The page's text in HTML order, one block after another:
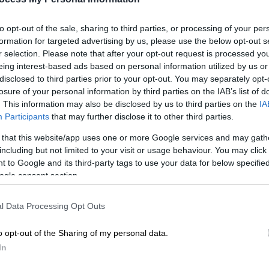
opt-out of the sale, sharing to third parties, or processing of your
for targeted advertising by us, please use the below opt-out
selection. Please note that after your opt-out request is processed
interest-based ads based on personal information utilized by us
to third parties prior to your opt-out. You may separately
of your personal information by third parties on the IAB’s list of
This information may also be disclosed by us to third parties on the
Participants that may further disclose it to other third parties.
that this website/app uses one or more Google services and may
but not limited to your visit or usage behaviour. You may
to Google and its third-party tags to use your data for below
consent section.
Data Processing Opt Outs
opt-out of the Sharing of my personal data.
των γονιών του, τους χτύπησε και
φθορές στις σχολές
της Τρίτης 12 Μαΐου,κουκουλοφόροι,
ομάδες,
φθορές στις σχολές, με